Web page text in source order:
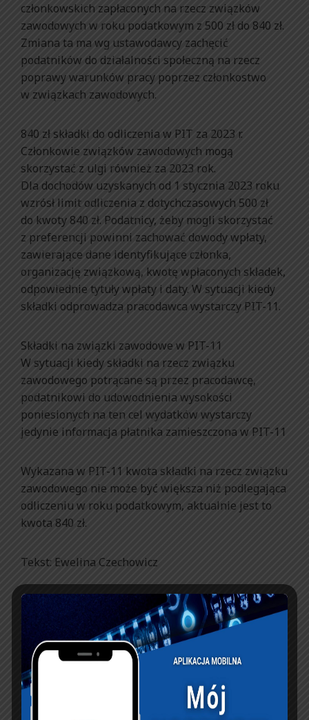
członkowskich zapłaconych na rzecz związków
zawodowych w roku podatkowym z 500 zł do 840 zł.
Zmiana ta ma wg ustawodawcy zachęcić
podatników do działalności społeczną na rzecz
poprawy warunków pracy poprzez członkostwo
w związkach zawodowych.
840 zł składki do odliczenia w PIT za 2023 r.
Członkowie związków zawodowych mogą
skorzystać z ulgi również za 2023 rok.
Dla dochodów uzyskanych od 1 stycznia 2023 roku
wzrósł limit odliczenia z dotychczasowych 500 zł
do kwoty 840 zł. Podatnicy, żeby mogli skorzystać
z preferencji powinni zachować dowody wpłaty,
zawierające dane identyfikujące członka,
organizację związkową, kwotę wpłaconych składek,
odpowiednie tytuły wpłaty i daty. W sytuacji kiedy
składki odprowadza pracodawca wystarczy PIT-11.
Składki na związki zawodowe w PIT-11
W sytuacji kiedy składki na rzecz związku
zawodowego potrącane są przez pracodawcę,
podatnikowi do udowodnienia wysokości
poniesionych na ten cel wydatków wystarczy
jedynie informacja płatnika zamieszczona w PIT-11
Wykazana w PIT-11 kwota składki na rzecz związku
zawodowego nie może być większa niż podlegająca
odliczeniu w roku podatkowym, aktualnie jest to
kwota 840 zł.
Tekst: Ewelina Czechowicz
źródło: https://nszzp.pl/aktualnosci/840-zl-
odliczenia-z-tytulu-skladek-zwiazkowych-
zaplaconych-w-2023-roku-na-zwiazki-zawodowe-
w-pit/